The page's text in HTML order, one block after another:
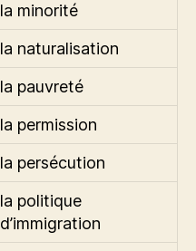
la minorité
la naturalisation
la pauvreté
la permission
la persécution
la politique
d’immigration